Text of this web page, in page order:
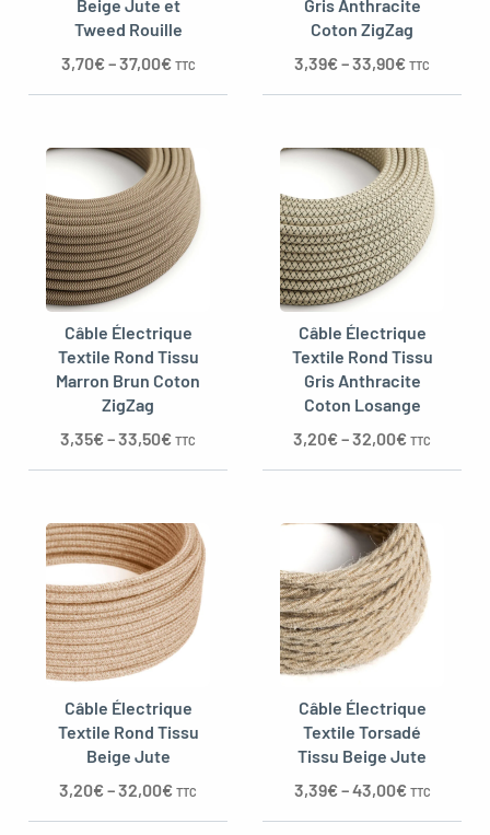
Beige Jute et
Tweed Rouille
3,70€–37,00€ TTC
Gris Anthracite
Coton ZigZag
3,39€–33,90€ TTC
Câble Électrique
Textile Rond Tissu
Marron Brun Coton
ZigZag
3,35€–33,50€ TTC
Câble Électrique
Textile Rond Tissu
Gris Anthracite
Coton Losange
3,20€–32,00€ TTC
Câble Électrique
Textile Rond Tissu
Beige Jute
3,20€–32,00€ TTC
Câble Électrique
Textile Torsadé
Tissu Beige Jute
3,39€–43,00€ TTC